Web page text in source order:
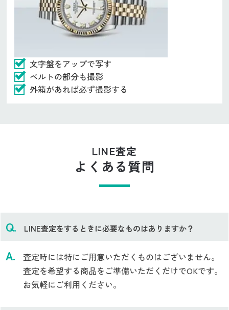
文字盤をアップで写す
ベルトの部分も撮影
外箱があれば必ず撮影する
LINE査定
よくある質問
LINE査定をするときに必要なものはありますか？
査定時には特にご用意いただくものはございません。
査定を希望する商品をご準備いただくだけでOKです。
お気軽にご利用ください。